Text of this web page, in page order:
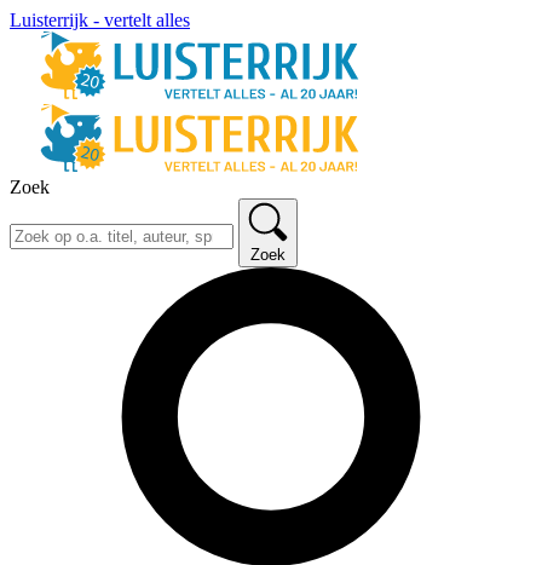
Luisterrijk - vertelt alles
Zoek
Zoek